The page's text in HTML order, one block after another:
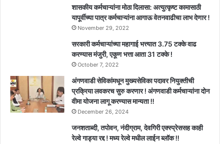
शासकीय कर्मचाऱ्यांना मोठा दिलासा: अत्युत्कृष्ट कामासाठी
यापूर्वीच्या पात्र कर्मचाऱ्यांना आगाऊ वेतनवाढीचा लाभ देणार !
November 29, 2022
सरकारी कर्मचाऱ्यांच्या महागाई भत्त्यात 3.75 टक्के वाढ
करण्यास मंजुरी, एकूण भत्ता आता 31 टक्के !
October 7, 2022
अंगणवाडी सेविकांमधून मुख्यसेविका पदावर नियुक्तीची
प्रक्रिया लवकरच सुरु करणार ! अंगणवाडी कर्मचाऱ्यांना दोन
वीमा योजना लागू करण्यास मान्यता !!
December 26, 2024
जनशताब्दी, तपोवन, नंदीग्राम, देवगिरी एक्स्प्रेससह काही
रेल्वे गाड्या रद्द ! मध्य रेल्वे मधील लाईन ब्लॉक !!